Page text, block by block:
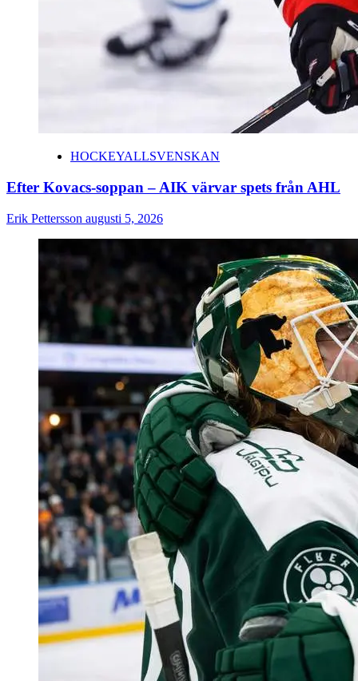
HOCKEYALLSVENSKAN
Efter Kovacs-soppan – AIK värvar spets från AHL
Erik Pettersson augusti 5, 2026